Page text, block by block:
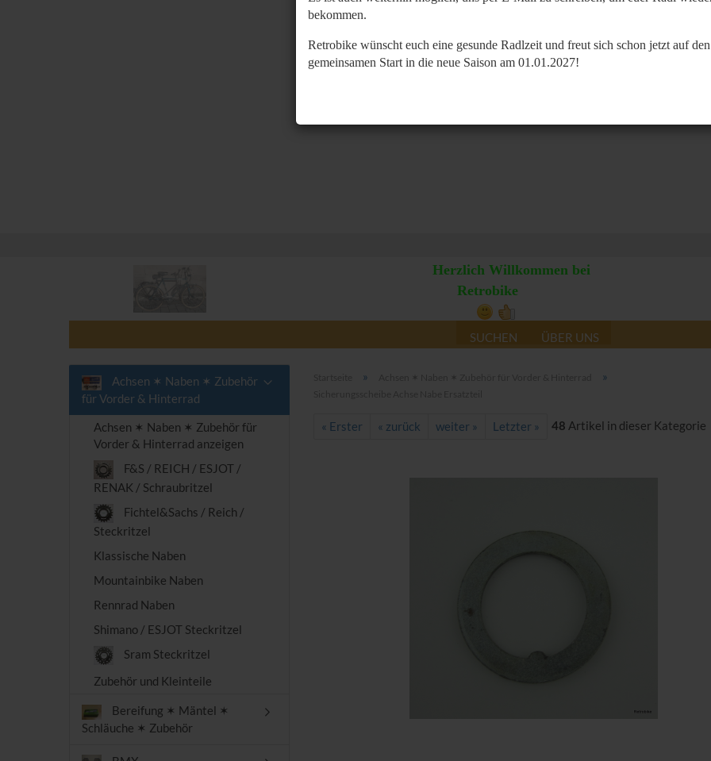
bekommen.
Retrobike wünscht euch eine gesunde Radlzeit und freut sich schon jetzt auf den
gemeinsamen Start in die neue Saison am 01.01.2027!
Herzlich Willkommen bei
Retrobike
SUCHEN ÜBER UNS
» »
« Erster « zurück weiter » Letzter » 48 Artikel in dieser Kategorie
Achsen ✶ Naben ✶ Zubehör
für Vorder & Hinterrad
Achsen ✶ Naben ✶ Zubehör für
Vorder & Hinterrad anzeigen
F&S / REICH / ESJOT /
RENAK / Schraubritzel
Fichtel&Sachs / Reich /
Steckritzel
Klassische Naben
Mountainbike Naben
Rennrad Naben
Shimano / ESJOT Steckritzel
Sram Steckritzel
Zubehör und Kleinteile
Bereifung ✶ Mäntel ✶
Schläuche ✶ Zubehör